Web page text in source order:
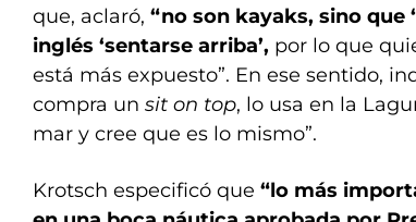
que, aclaró, “no son kayaks, sino que
inglés ‘sentarse arriba’, por lo que
está más expuesto”. En ese sentido,
compra un sit on top, lo usa en la
mar y cree que es lo mismo”.
Krotsch especificó que “lo más